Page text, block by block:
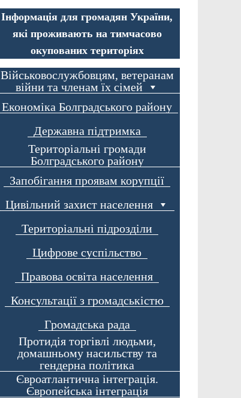
Інформація для громадян України,
які проживають на тимчасово
окупованих територіях
Військовослужбовцям, ветеранам
війни та членам їх сімей
Економіка Болградського району
Державна підтримка
Територіальні громади
Болградського району
Запобігання проявам корупції
Цивільний захист населення
Територіальні підрозділи
Цифрове суспільство
Правова освіта населення
Консультації з громадськістю
Громадська рада
Протидія торгівлі людьми,
домашньому насильству та
гендерна політика
Євроатлантична інтеграція.
Європейська інтеграція